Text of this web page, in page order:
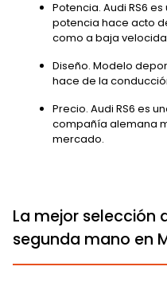
Potencia. Audi RS6
potencia hace acto
como a baja
Diseño. Modelo
hace de la
Precio. Audi RS6 es
compañía alemana
mercado.
La mejor selección
segunda mano en